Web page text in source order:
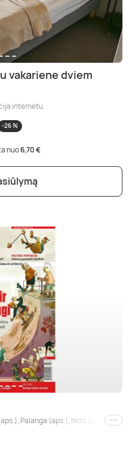
vakariene dviem
internetu
-26 %
nuo6,70 €
Palanga (aps.), Nida (aps.), Kiti